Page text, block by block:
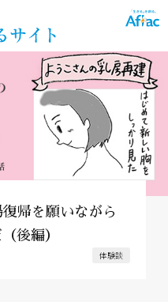
帰を願いながら
後編）
体験談